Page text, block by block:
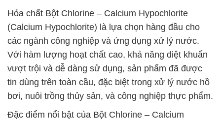
Hóa chất Bột Chlorine – Calcium Hypochlorite
(Calcium Hypochlorite) là lựa chọn hàng đầu cho
các ngành công nghiệp và ứng dụng xử lý nước.
Với hàm lượng hoạt chất cao, khả năng diệt khuẩn
vượt trội và dễ dàng sử dụng, sản phẩm đã được
tin dùng trên toàn cầu, đặc biệt trong xử lý nước hồ
bơi, nuôi trồng thủy sản, và công nghiệp thực phẩm.
Đặc điểm nổi bật của Bột Chlorine – Calcium